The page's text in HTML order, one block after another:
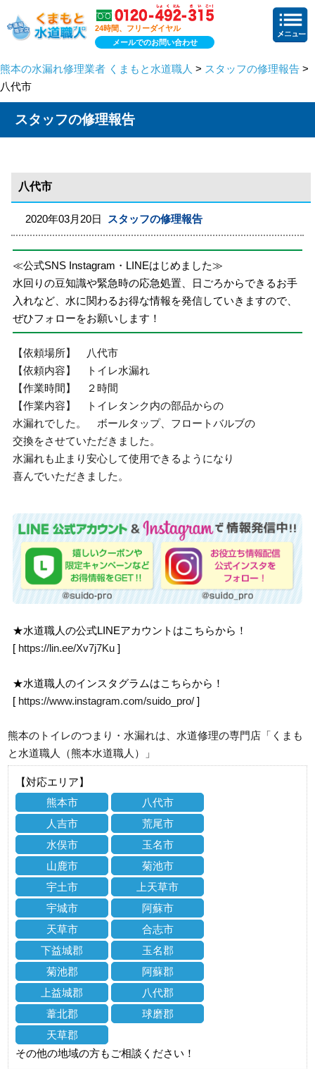
24時間、フリーダイヤル
メールでのお問い合わせ
熊本の水漏れ修理業者 くまもと水道職人 > スタッフの修理報告 >
八代市
スタッフの修理報告
八代市
2020年03月20日 スタッフの修理報告
≪公式SNS Instagram・LINEはじめました≫
水回りの豆知識や緊急時の応急処置、日ごろからできるお手
入れなど、水に関わるお得な情報を発信していきますので、
ぜひフォローをお願いします！
【依頼場所】 八代市
【依頼内容】 トイレ水漏れ
【作業時間】 ２時間
【作業内容】 トイレタンク内の部品からの
水漏れでした。 ボールタップ、フロートバルブの
交換をさせていただきました。
水漏れも止まり安心して使用できるようになり
喜んでいただきました。
★水道職人の公式LINEアカウントはこちらから！
[ https://lin.ee/Xv7j7Ku ]
★水道職人のインスタグラムはこちらから！
[ https://www.instagram.com/suido_pro/ ]
熊本のトイレのつまり・水漏れは、水道修理の専門店「くまも
と水道職人（熊本水道職人）」
【対応エリア】
熊本市
八代市
人吉市
荒尾市
水俣市
玉名市
山鹿市
菊池市
宇土市
上天草市
宇城市
阿蘇市
天草市
合志市
下益城郡
玉名郡
菊池郡
阿蘇郡
上益城郡
八代郡
葦北郡
球磨郡
天草郡
その他の地域の方もご相談ください！